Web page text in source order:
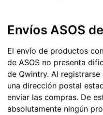
Envíos ASOS
El envío de productos
de ASOS no presenta
de Qwintry. Al
una dirección postal
enviar las compras. De
absolutamente ningún